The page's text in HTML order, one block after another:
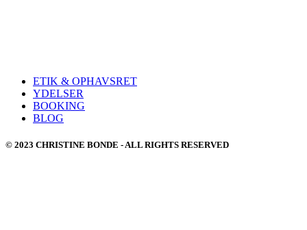
ETIK & OPHAVSRET
YDELSER
BOOKING
BLOG
© 2023 CHRISTINE BONDE - ALL RIGHTS RESERVED